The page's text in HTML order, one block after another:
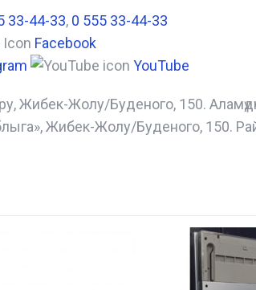
33-44-33, 0 555 33-44-33
Facebook
YouTube
Жибек-Жолу/Буденого, 150.
Жибек-Жолу/Буденого, 150.